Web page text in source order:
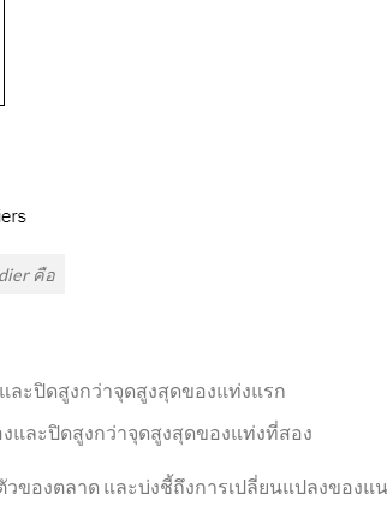
คือ
ละปิดสูงกว่าจุดสูงสุดของแท่งแรก
และปิดสูงกว่าจุดสูงสุดของแท่งที่สอง
องตลาด และบ่งชี้ถึงการเปลี่ยนแปลงของแ